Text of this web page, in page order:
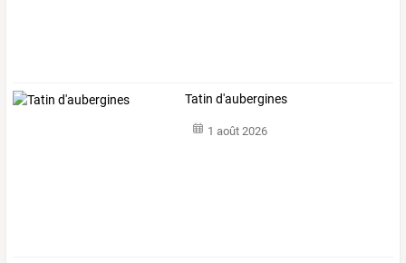
Tatin d'aubergines
1 août 2026